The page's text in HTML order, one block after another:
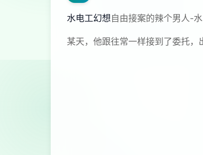
水电工幻想自由接案的辣个男人-水
某天，他跟往常一样接到了委托，